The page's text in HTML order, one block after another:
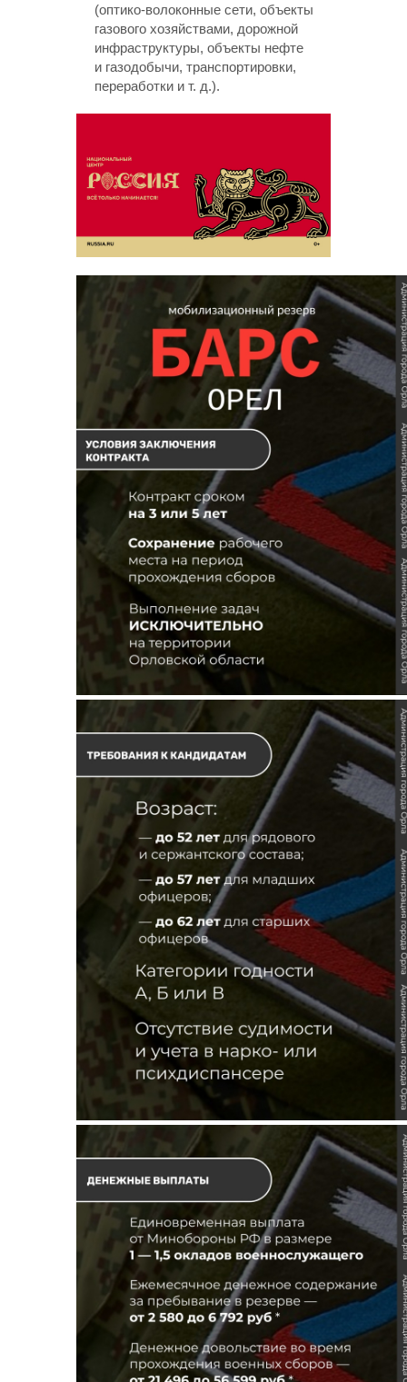
(оптико-волоконные сети, объекты
газового хозяйствами, дорожной
инфраструктуры, объекты нефте
и газодобычи, транспортировки,
переработки и т. д.).